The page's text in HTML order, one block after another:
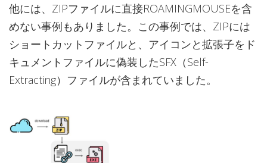
他には、ZIPファイルに直接ROAMINGMOUSEを含
めない事例もありました。この事例では、ZIPには
ショートカットファイルと、アイコンと拡張子をド
キュメントファイルに偽装したSFX（Self-
Extracting）ファイルが含まれていました。